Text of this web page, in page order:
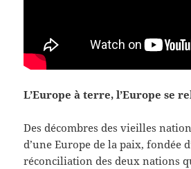
L’Europe à terre, l’Europe se
Des décombres des vieilles
d’une Europe de la paix, fondée
réconciliation des deux nations